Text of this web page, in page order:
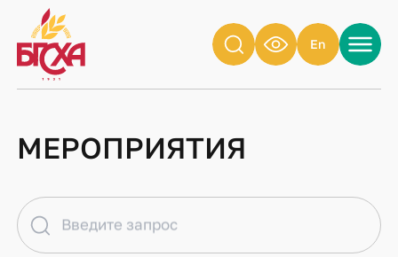
En
МЕРОПРИЯТИЯ
Введите запрос